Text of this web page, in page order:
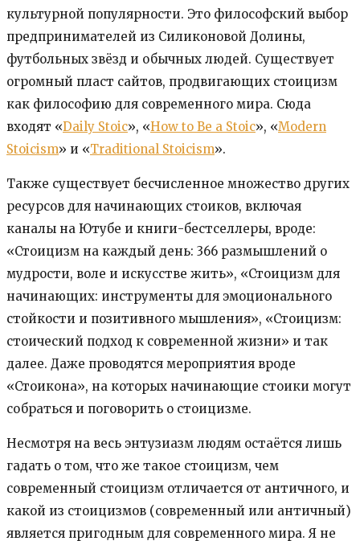
культурной популярности. Это философский выбор
предпринимателей из Силиконовой Долины,
футбольных звёзд и обычных людей. Существует
огромный пласт сайтов, продвигающих стоицизм
как философию для современного мира. Сюда
входят «Daily Stoic», «How to Be a Stoic», «Modern
Stoicism» и «Traditional Stoicism».
Также существует бесчисленное множество других
ресурсов для начинающих стоиков, включая
каналы на Ютубе и книги-бестселлеры, вроде:
«Стоицизм на каждый день: 366 размышлений о
мудрости, воле и искусстве жить», «Стоицизм для
начинающих: инструменты для эмоционального
стойкости и позитивного мышления», «Стоицизм:
стоический подход к современной жизни» и так
далее. Даже проводятся мероприятия вроде
«Стоикона», на которых начинающие стоики могут
собраться и поговорить о стоицизме.
Несмотря на весь энтузиазм людям остаётся лишь
гадать о том, что же такое стоицизм, чем
современный стоицизм отличается от античного, и
какой из стоицизмов (современный или античный)
является пригодным для современного мира. Я не